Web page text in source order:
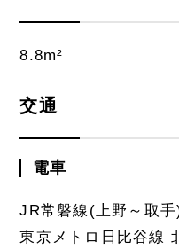
8.8m²
交通
電車
JR常磐線(上野～取
東京メトロ日比谷線